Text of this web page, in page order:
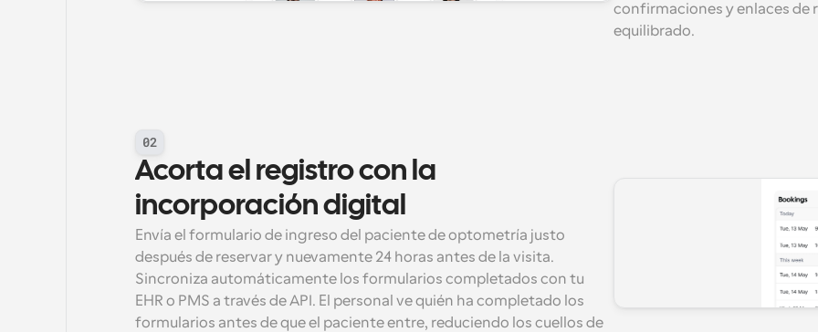
confirmaciones y enlaces de
equilibrado.
02
Acorta el registro con la
incorporación digital
Envía el formulario de ingreso del paciente de optometría justo
después de reservar y nuevamente 24 horas antes de la visita.
Sincroniza automáticamente los formularios completados con tu
EHR o PMS a través de API. El personal ve quién ha completado los
formularios antes de que el paciente entre, reduciendo los cuellos de